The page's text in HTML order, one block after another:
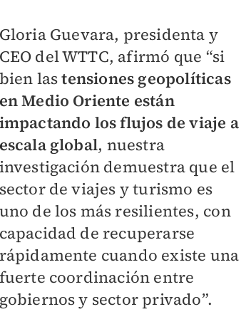
Gloria Guevara, presidenta y
CEO del WTTC, afirmó que “si
bien lastensiones geopolíticas
en Medio Oriente están
impactando los flujos de viaje a
escala global, nuestra
investigación demuestra que el
sector de viajes y turismo es
uno de los más resilientes, con
capacidad de recuperarse
rápidamente cuando existe una
fuerte coordinación entre
gobiernos y sector privado”.